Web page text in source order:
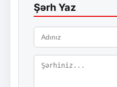
Şərh Yaz